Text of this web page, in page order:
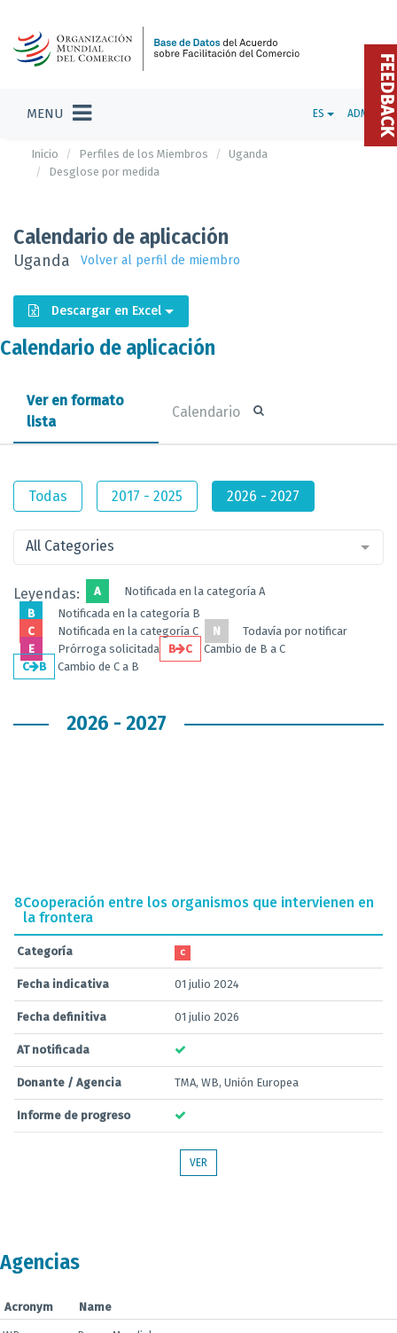
MENU ES ADMIN
Inicio Perfiles de los Miembros
Uganda
Desglose por medida
Calendario de aplicación
Uganda Volver al perfil de miembro
Descargar en Excel
Calendario de aplicación
Ver en formato
lista
Calendario
Todas 2017 - 2025 2026 - 2027
All Categories
Leyendas: A
Notificada en la categoría A
B
Notificada en la categoría B
C
Notificada en la categoría C N
Todavía por notificar
E
Prórroga solicitada B C
Cambio de B a C
C
B Cambio de C a B
2026 - 2027
8Cooperación entre los organismos que intervienen en
la frontera
Categoría C
Fecha indicativa 01 julio 2024
Fecha definitiva 01 julio 2026
AT notificada
Donante / Agencia TMA, WB, Unión Europea
Informe de progreso
VER
Agencias
Acronym Name
FEEDBACK